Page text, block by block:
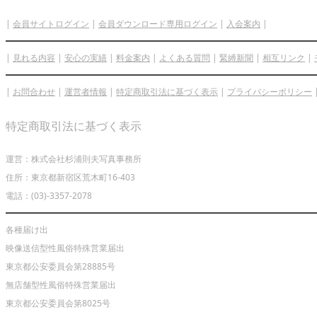
| 会員サイトログイン | 会員ダウンロード専用ログイン | 入会案内 |
| 見れる内容 | 安心の実績 | 料金案内 | よくある質問 | 緊縛新聞 | 相互リンク |
| お問合わせ | 運営者情報 | 特定商取引法に基づく表示 | プライバシーポリシー |
特定商取引法に基づく表示
運営：株式会社杉浦則夫写真事務所
住所：東京都新宿区荒木町16-403
電話：(03)-3357-2078
各種届け出
映像送信型性風俗特殊営業届出
東京都公安委員会第28885号
無店舗型性風俗特殊営業届出
東京都公安委員会第8025号